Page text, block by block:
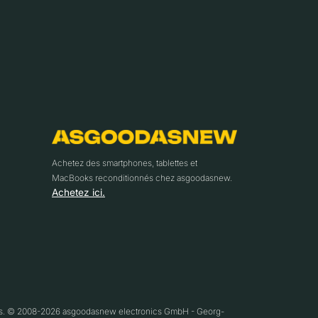
Achetez des smartphones, tablettes et
MacBooks reconditionnés chez asgoodasnew.
Achetez ici.
© 2008-2026 asgoodasnew electronics GmbH - Georg-